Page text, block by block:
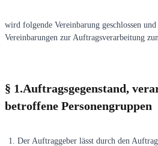
wird folgende Vereinbarung geschlossen
Vereinbarungen zur Auftragsverarbeitung
§ 1.Auftragsgegenstand,
betroffene Personengruppen
Der Auftraggeber lässt durch den